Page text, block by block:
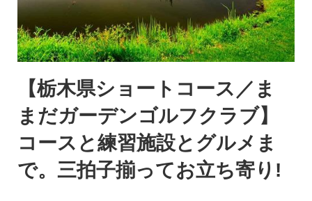
【栃木県ショートコース／ま
まだガーデンゴルフクラブ】
コースと練習施設とグルメま
で。三拍子揃ってお立ち寄り!